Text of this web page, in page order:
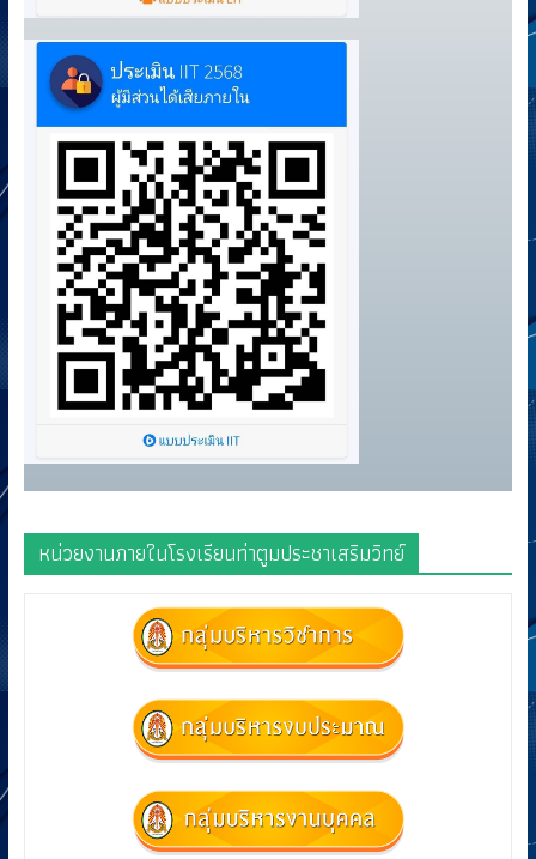
หน่วยงานภายในโรงเรียนท่าตูมประชาเสริมวิทย์